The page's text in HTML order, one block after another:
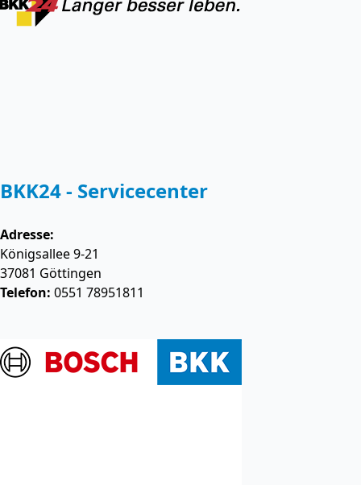
BKK24 - Servicecenter
Adresse:
Königsallee 9-21
37081 Göttingen
Telefon: 0551 78951811